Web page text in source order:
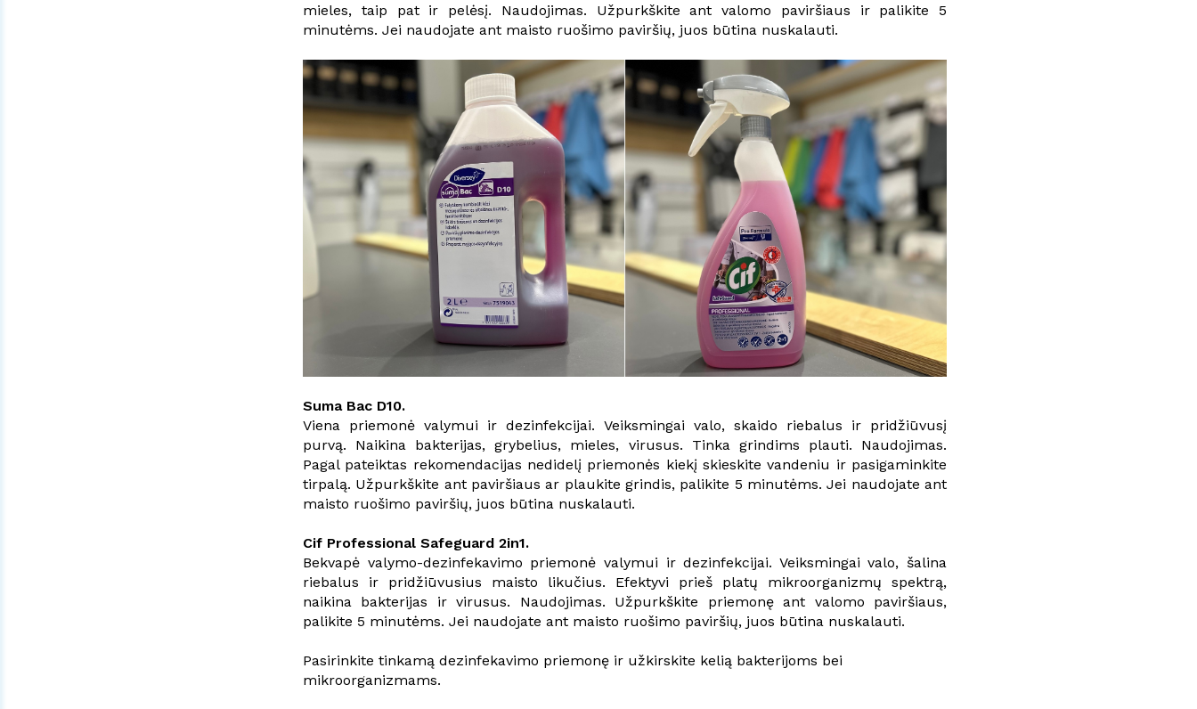
mieles, taip pat ir pelėsį. Naudojimas. Užpurkškite ant valomo paviršiaus ir palikite 5
minutėms. Jei naudojate ant maisto ruošimo paviršių, juos būtina nuskalauti.
Suma Bac D10.
Viena priemonė valymui ir dezinfekcijai. Veiksmingai valo, skaido riebalus ir pridžiūvusį
purvą. Naikina bakterijas, grybelius, mieles, virusus. Tinka grindims plauti. Naudojimas.
Pagal pateiktas rekomendacijas nedidelį priemonės kiekį skieskite vandeniu ir pasigaminkite
tirpalą. Užpurkškite ant paviršiaus ar plaukite grindis, palikite 5 minutėms. Jei naudojate ant
maisto ruošimo paviršių, juos būtina nuskalauti.
Cif Professional Safeguard 2in1.
Bekvapė valymo-dezinfekavimo priemonė valymui ir dezinfekcijai. Veiksmingai valo, šalina
riebalus ir pridžiūvusius maisto likučius. Efektyvi prieš platų mikroorganizmų spektrą,
naikina bakterijas ir virusus. Naudojimas. Užpurkškite priemonę ant valomo paviršiaus,
palikite 5 minutėms. Jei naudojate ant maisto ruošimo paviršių, juos būtina nuskalauti.
Pasirinkite tinkamą dezinfekavimo priemonę ir užkirskite kelią bakterijoms bei
mikroorganizmams.